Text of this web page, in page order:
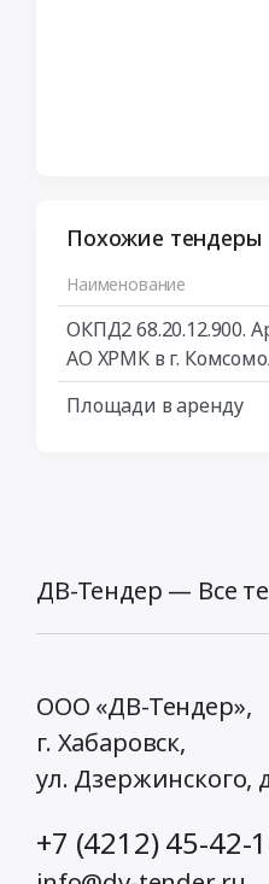
Похожие тендеры
Наименование
ОКПД2 68.20.12.900.
АО ХРМК в г.
Площади в аренду
ДВ-Тендер — Все
ООО «ДВ-Тендер»,
г. Хабаровск,
ул. Дзержинского,
+7 (4212) 45-42-